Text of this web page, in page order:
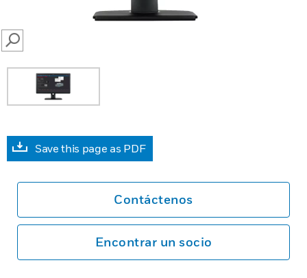
SEARCH
Save this page as PDF
Contáctenos
Encontrar un socio